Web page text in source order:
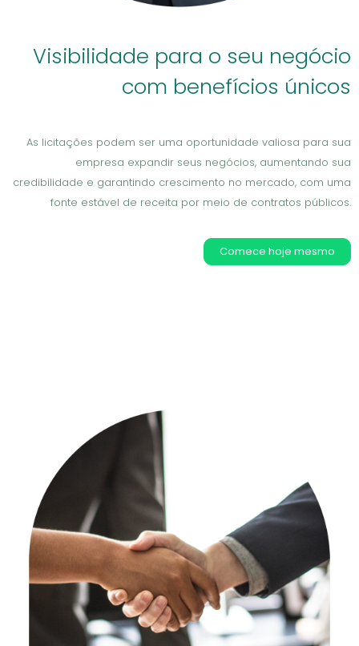
Visibilidade para o seu negócio
com benefícios únicos
As licitações podem ser uma oportunidade valiosa para sua
empresa expandir seus negócios, aumentando sua
credibilidade e garantindo crescimento no mercado, com uma
fonte estável de receita por meio de contratos públicos.
Comece hoje mesmo